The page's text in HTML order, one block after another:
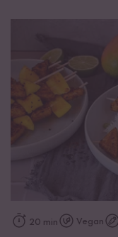
20 min Vegan